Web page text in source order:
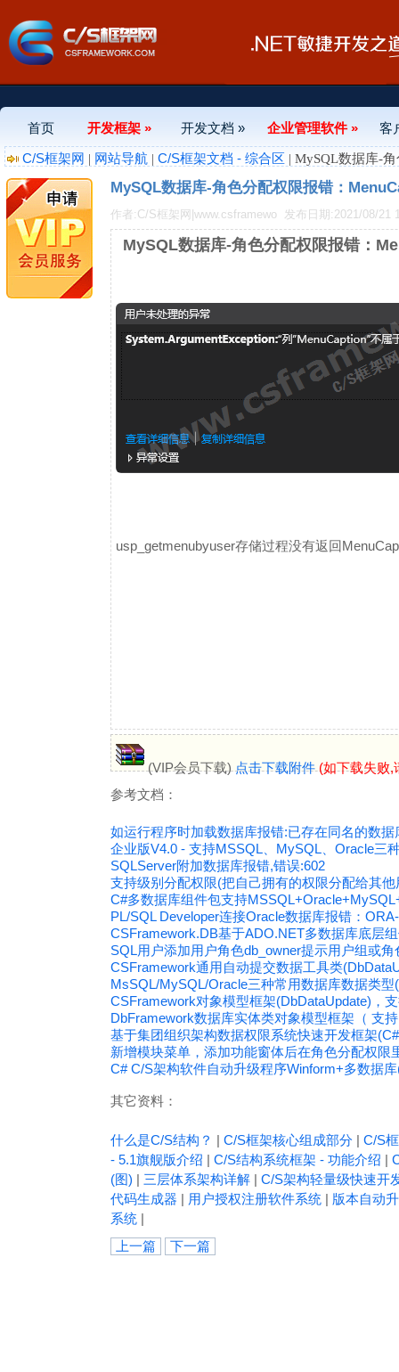
首页 开发框架 » 开发文档 » 企业管理软件 »
客
C/S框架网 | 网站导航 | C/S框架文档 - 综合区 | MySQL数据库-
MySQL数据库-角色分配权限报错：
作者:C/S框架网|www.csframewo 发布日期:2021/08/21
MySQL数据库-角色分配权限报错：
usp_getmenubyuser存储过程没有返回
(VIP会员下载)点击下载附件 (如下载失败,
参考文档：
如运行程序时加载数据库报错:已存在同名的数
企业版V4.0 - 支持MSSQL、MySQL、Oracle三
SQLServer附加数据库报错,错误:602
支持级别分配权限(把自己拥有的权限分配给其他
C#多数据库组件包支持
PL/SQL Developer连接Oracle数据库报错：
CSFramework.DB基于ADO.NET多数据库底层
SQL用户添加用户角色db_owner提示用户组或
CSFramework通用自动提交数据工具类
MsSQL/MySQL/Oracle三种常用数据库数据类型
CSFramework对象模型框架(DbDataUpdate)，
DbFramework数据库实体类对象模型框架（ 支
基于集团组织架构数据权限系统快速开发框架
新增模块菜单，添加功能窗体后在角色分配权限
C# C/S架构软件自动升级程序Winform+多数据
其它资料：
什么是C/S结构？ | C/S框架核心组成部分 | C/S
- 5.1旗舰版介绍 | C/S结构系统框架 - 功能介绍 |
(图) | 三层体系架构详解 | C/S架构轻量级快速开
代码生成器 | 用户授权注册软件系统 | 版本自动
系统 |
上一篇
下一篇